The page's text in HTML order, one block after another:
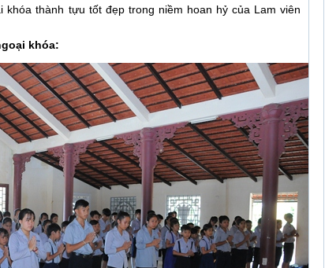
khóa thành tựu tốt đẹp trong niềm hoan hỷ của Lam viên
khóa: